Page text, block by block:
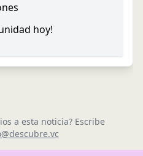
hoy!
a esta noticia? Escribe